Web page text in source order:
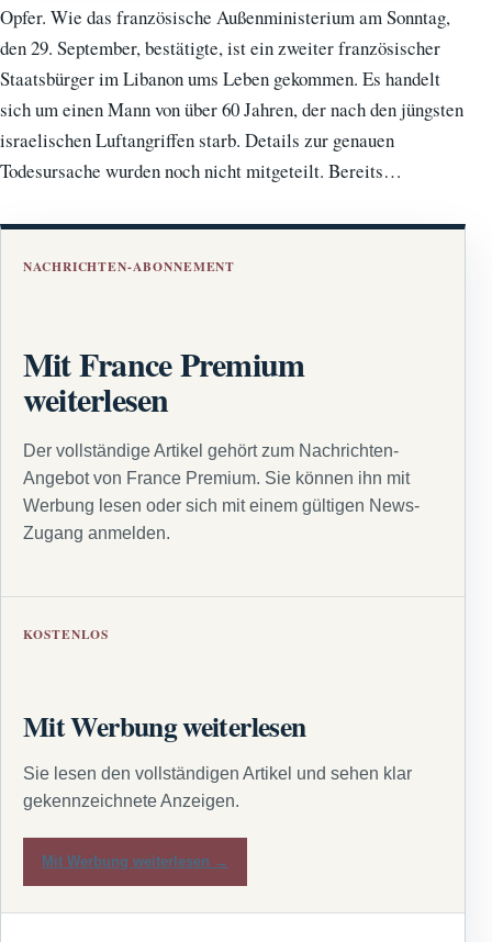
Opfer. Wie das französische Außenministerium am Sonntag,
den 29. September, bestätigte, ist ein zweiter französischer
Staatsbürger im Libanon ums Leben gekommen. Es handelt
sich um einen Mann von über 60 Jahren, der nach den jüngsten
israelischen Luftangriffen starb. Details zur genauen
Todesursache wurden noch nicht mitgeteilt. Bereits…
NACHRICHTEN-ABONNEMENT
Mit France Premium
weiterlesen
Der vollständige Artikel gehört zum Nachrichten-
Angebot von France Premium. Sie können ihn mit
Werbung lesen oder sich mit einem gültigen News-
Zugang anmelden.
KOSTENLOS
Mit Werbung weiterlesen
Sie lesen den vollständigen Artikel und sehen klar
gekennzeichnete Anzeigen.
Mit Werbung weiterlesen →